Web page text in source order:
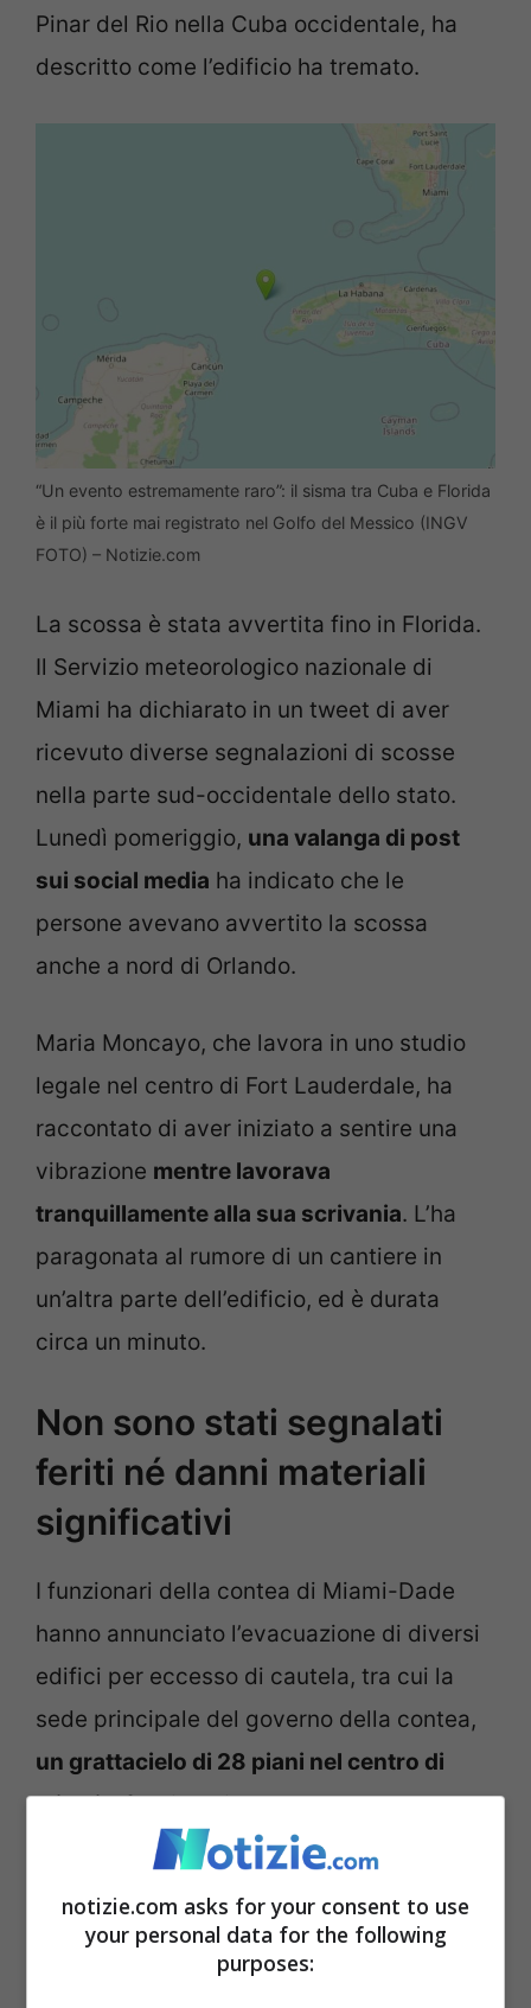
Pinar del Rio nella Cuba occidentale, ha
descritto come l’edificio ha tremato.
“Un evento estremamente raro”: il sisma tra Cuba e Florida
è il più forte mai registrato nel Golfo del Messico (INGV
FOTO) – Notizie.com
La scossa è stata avvertita fino in Florida.
Il Servizio meteorologico nazionale di
Miami ha dichiarato in un tweet di aver
ricevuto diverse segnalazioni di scosse
nella parte sud-occidentale dello stato.
Lunedì pomeriggio, una valanga di post
sui social media ha indicato che le
persone avevano avvertito la scossa
anche a nord di Orlando.
Maria Moncayo, che lavora in uno studio
legale nel centro di Fort Lauderdale, ha
raccontato di aver iniziato a sentire una
vibrazione mentre lavorava
tranquillamente alla sua scrivania. L’ha
paragonata al rumore di un cantiere in
un’altra parte dell’edificio, ed è durata
circa un minuto.
Non sono stati segnalati
feriti né danni materiali
significativi
I funzionari della contea di Miami-Dade
hanno annunciato l’evacuazione di diversi
edifici per eccesso di cautela, tra cui la
sede principale del governo della contea,
un grattacielo di 28 piani nel centro di
Miami. I funzionari hanno anche sospeso
temporaneamente il servizio di due linee
attraversano il centro. Non sono stati
segnalati feriti né danni materiali
notizie.com asks for your consent to use
your personal data for the following
purposes: